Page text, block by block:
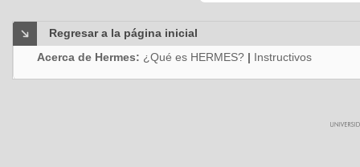
Regresar a la página inicial
Acerca de Hermes: ¿Qué es HERMES? | Instructivos